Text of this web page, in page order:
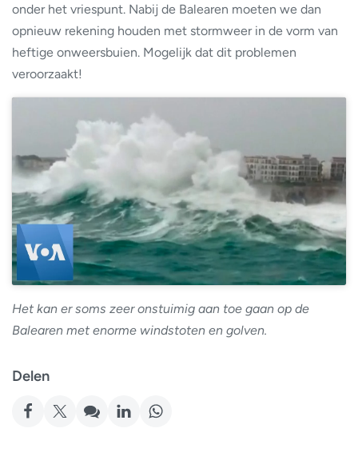
onder het vriespunt. Nabij de Balearen moeten we dan
opnieuw rekening houden met stormweer in de vorm van
heftige onweersbuien. Mogelijk dat dit problemen
veroorzaakt!
Het kan er soms zeer onstuimig aan toe gaan op de
Balearen met enorme windstoten en golven.
Delen